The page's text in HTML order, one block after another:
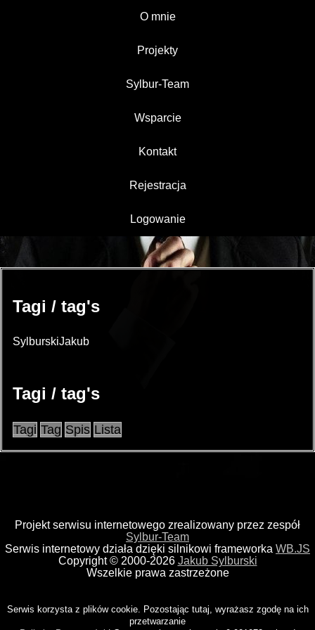
O mnie
Projekty
Sylbur-Team
Wsparcie
Kontakt
Rejestracja
Logowanie
Tagi / tag's
SylburskiJakub
Tagi / tag's
Tagi Tag Spis Lista
Projekt serwisu internetowego zrealizowany przez zespół
Sylbur-Team
Serwis internetowy działa dzięki silnikowi frameworka WB.JS
Copyright © 2000-2026 Jakub Sylburski
Wszelkie prawa zastrzeżone
Serwis korzysta z plików cookie. Pozostając tutaj, wyrażasz zgodę na ich
przetwarzanie